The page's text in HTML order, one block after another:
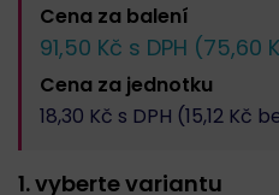
Cena za balení
91,50 Kč s DPH (75,60
Cena za jednotku
18,30 Kč s DPH (15,12 Kč
1. vyberte variantu